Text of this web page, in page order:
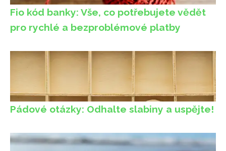
Fio kód banky: Vše, co potřebujete vědět
pro rychlé a bezproblémové platby
Pádové otázky: Odhalte slabiny a uspějte!